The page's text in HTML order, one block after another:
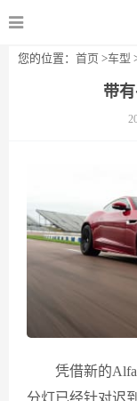
您的位置： 首页 >车型
带
凭借新的
分灯已经针对迟